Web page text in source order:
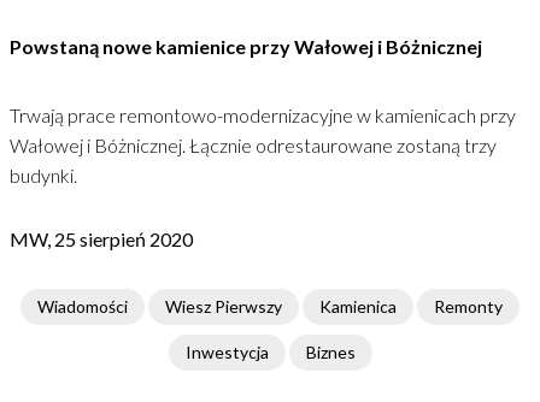
Powstaną nowe kamienice przy Wałowej i Bóżnicznej
Trwają prace remontowo-modernizacyjne w kamienicach przy
Wałowej i Bóżnicznej. Łącznie odrestaurowane zostaną trzy
budynki.
MW, 25 sierpień 2020
Wiadomości Wiesz Pierwszy Kamienica Remonty
Inwestycja Biznes